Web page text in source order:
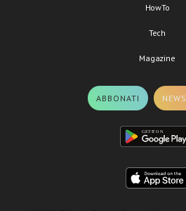
HowTo
Tech
Magazine
ABBONATI